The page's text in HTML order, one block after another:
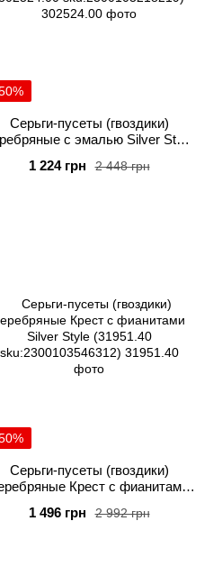
Серьги-пусеты (гвоздики)
с эмалью Silver Style
2 448 грн
1 224 грн
Серьги-пусеты (гвоздики)
Крест с фианитами
sku:2300103546312)
2 992 грн
1 496 грн